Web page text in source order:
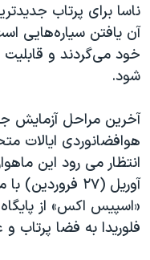
دادگاه حمید نوری
چهل سال گروگان‌گیری
قانون شفافیت دارائی
اسرائیل در جنگ
نرگس محمدی برنده
همایش محافظه‌کاران
صفحه‌های ویژه
ناسا برای پرتاب
آن یافتن سیاره‌هایی
خود می‌گردند و قابلیت
شود.
آخرین مراحل آزمایش
هوافضانوردی ایالات
انتظار می رود این
«اسپیس اکس» از
فلوریدا به فضا